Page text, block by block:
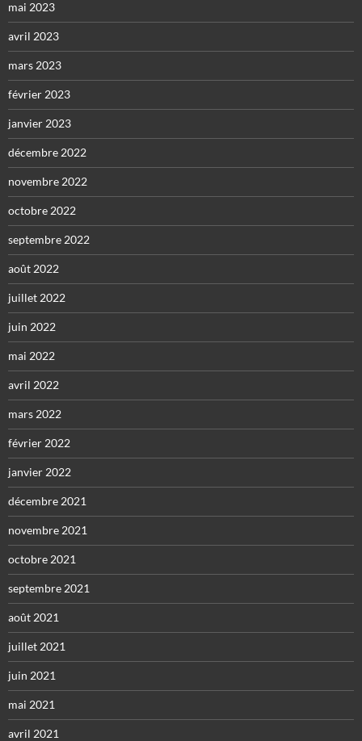
mai 2023
avril 2023
mars 2023
février 2023
janvier 2023
décembre 2022
novembre 2022
octobre 2022
septembre 2022
août 2022
juillet 2022
juin 2022
mai 2022
avril 2022
mars 2022
février 2022
janvier 2022
décembre 2021
novembre 2021
octobre 2021
septembre 2021
août 2021
juillet 2021
juin 2021
mai 2021
avril 2021